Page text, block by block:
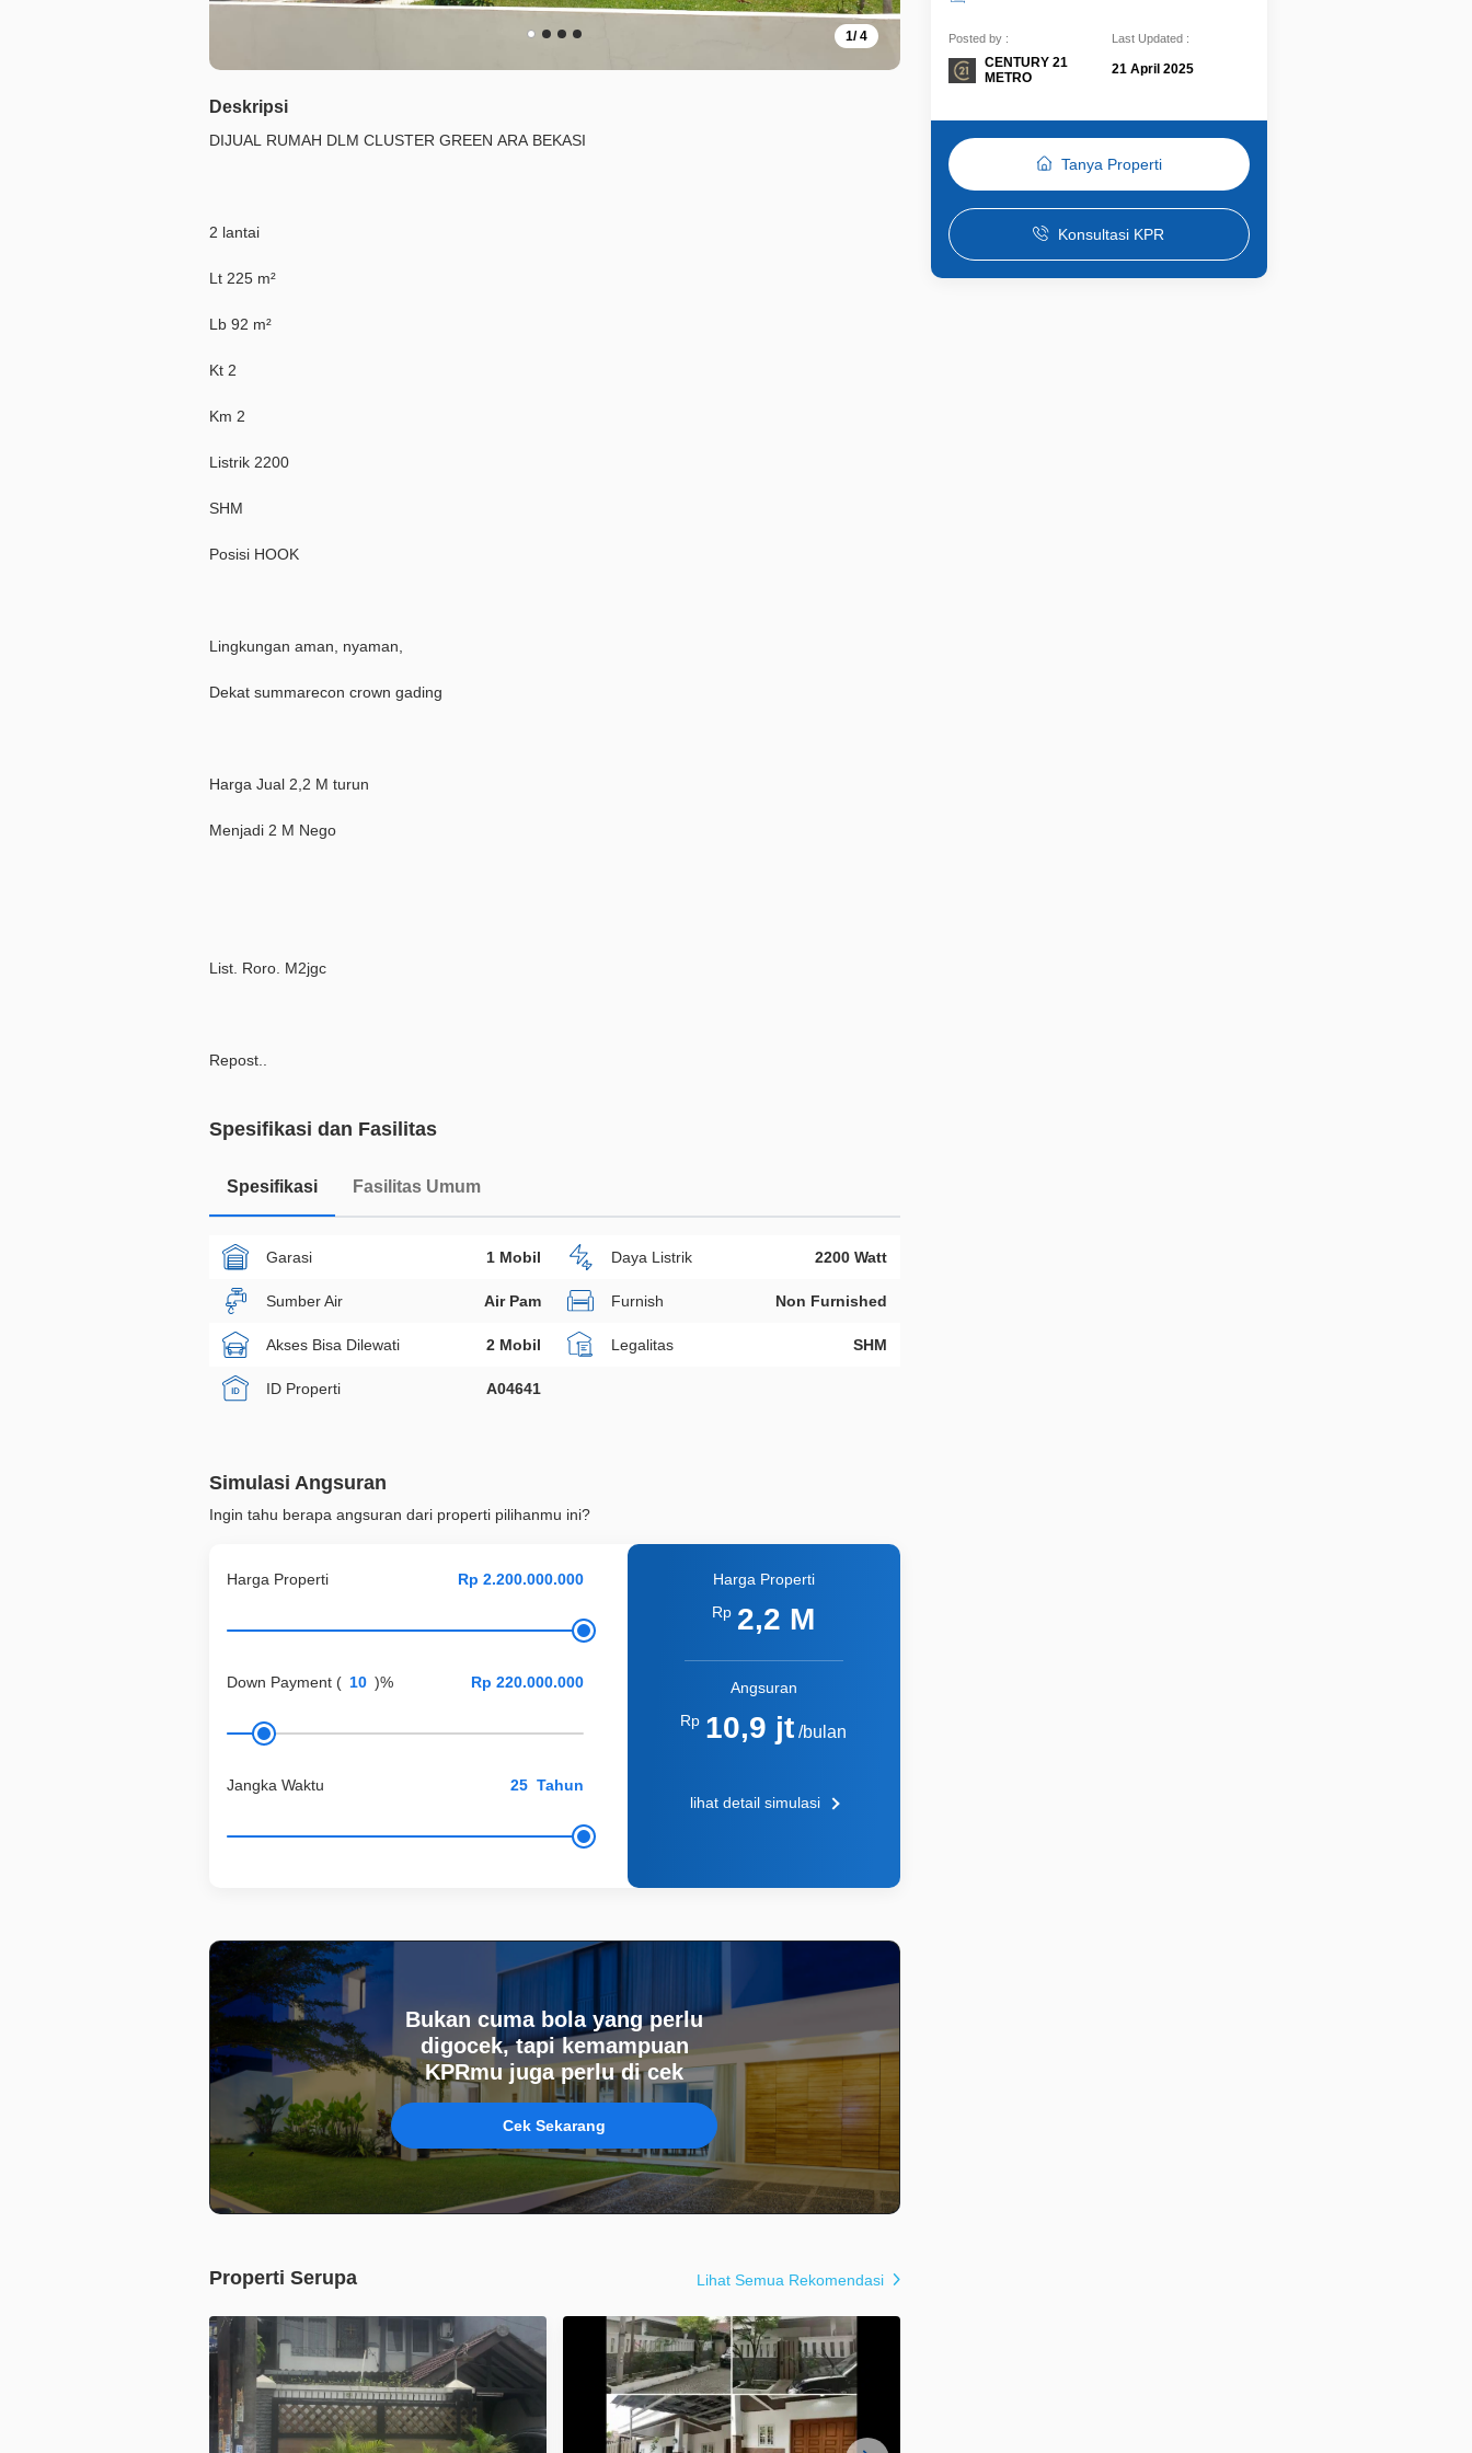
1/4
Deskripsi
DIJUAL RUMAH DLM CLUSTER GREEN ARA BEKASI
2 lantai
Lt 225 m²
Lb 92 m²
Kt 2
Km 2
Listrik 2200
SHM
Posisi HOOK
Lingkungan aman, nyaman,
Dekat summarecon crown gading
Harga Jual 2,2 M turun
Menjadi 2 M Nego
List. Roro. M2jgc
Repost..
Spesifikasi dan Fasilitas
Spesifikasi Fasilitas Umum
Garasi 1 Mobil Daya Listrik 2200 Watt
Sumber Air Air Pam Furnish Non Furnished
Akses Bisa Dilewati 2 Mobil Legalitas SHM
ID Properti A04641
Simulasi Angsuran
Ingin tahu berapa angsuran dari properti pilihanmu ini?
Harga Properti
Down Payment ( )%
Jangka Waktu Tahun
Harga Properti
Rp 2,2 M
Angsuran
Rp 10,9 jt /bulan
lihat detail simulasi
Bukan cuma bola yang perlu
digocek, tapi kemampuan
KPRmu juga perlu di cek
Cek Sekarang
Properti Serupa Lihat Semua Rekomendasi
Posted by :
CENTURY 21
METRO
Last Updated :
21 April 2025
Tanya Properti
Konsultasi KPR